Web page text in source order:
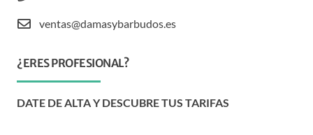
ventas@damasybarbudos.es
¿ERES PROFESIONAL?
DATE DE ALTA Y DESCUBRE TUS TARIFAS